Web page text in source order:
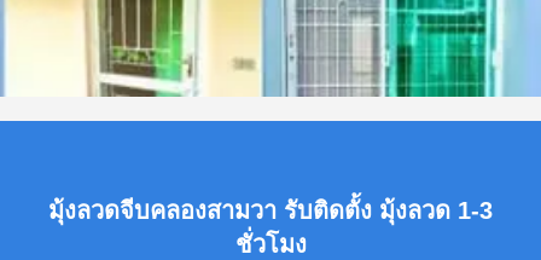
มุ้งลวดจีบคลองสามวา รับติดตั้ง มุ้งลวด 1-3
ชั่วโมง